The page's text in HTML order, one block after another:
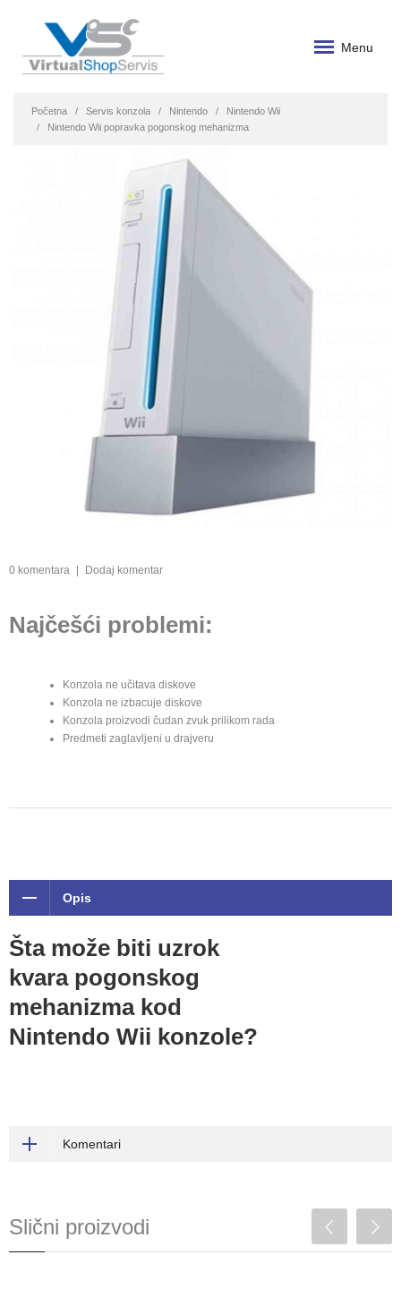
Menu
Početna Servis konzola Nintendo
Nintendo Wii
Nintendo Wii popravka pogonskog mehanizma
0 komentara Dodaj komentar
Najčešći problemi:
Konzola ne učitava diskove
Konzola ne izbacuje diskove
Konzola proizvodi čudan zvuk prilikom rada
Predmeti zaglavljeni u drajveru
Opis
Šta može biti uzrok
kvara pogonskog
mehanizma kod
Nintendo Wii konzole?
Komentari
Slični proizvodi